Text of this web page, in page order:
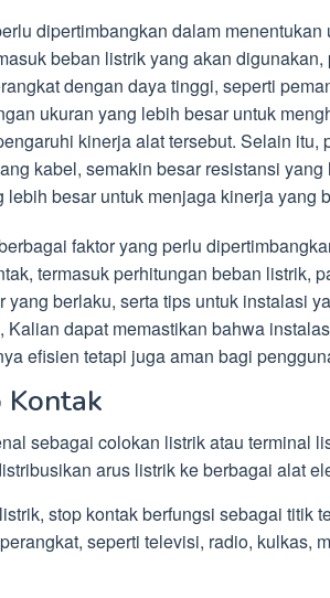
dipertimbangkan dalam menentukan
beban listrik yang akan
dengan daya tinggi, seperti
ukuran yang lebih besar untuk
kinerja alat tersebut. Selain itu,
kabel, semakin besar resistansi yang
besar untuk menjaga kinerja yang
faktor yang perlu
termasuk perhitungan beban listrik,
berlaku, serta tips untuk instalasi
Kalian dapat memastikan bahwa
efisien tetapi juga aman bagi
Kontak
sebagai colokan listrik atau terminal
arus listrik ke berbagai alat
stop kontak berfungsi sebagai titik
seperti televisi, radio, kulkas,